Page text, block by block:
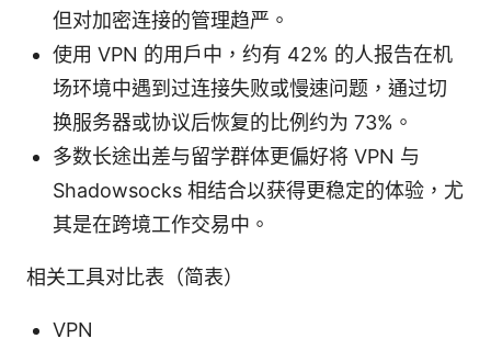
但对加密连接的管理趋严。
使用 VPN 的用户中，约有 42% 的人报告在机
场环境中遇到过连接失败或慢速问题，通过切
换服务器或协议后恢复的比例约为 73%。
多数长途出差与留学群体更偏好将 VPN 与
Shadowsocks 相结合以获得更稳定的体验，尤
其是在跨境工作交易中。
相关工具对比表（简表）
VPN